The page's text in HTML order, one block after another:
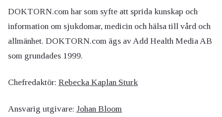
DOKTORN.com har som syfte att sprida kunskap och
information om sjukdomar, medicin och hälsa till vård och
allmänhet. DOKTORN.com ägs av Add Health Media AB
som grundades 1999.
Chefredaktör: Rebecka Kaplan Sturk
Ansvarig utgivare: Johan Bloom